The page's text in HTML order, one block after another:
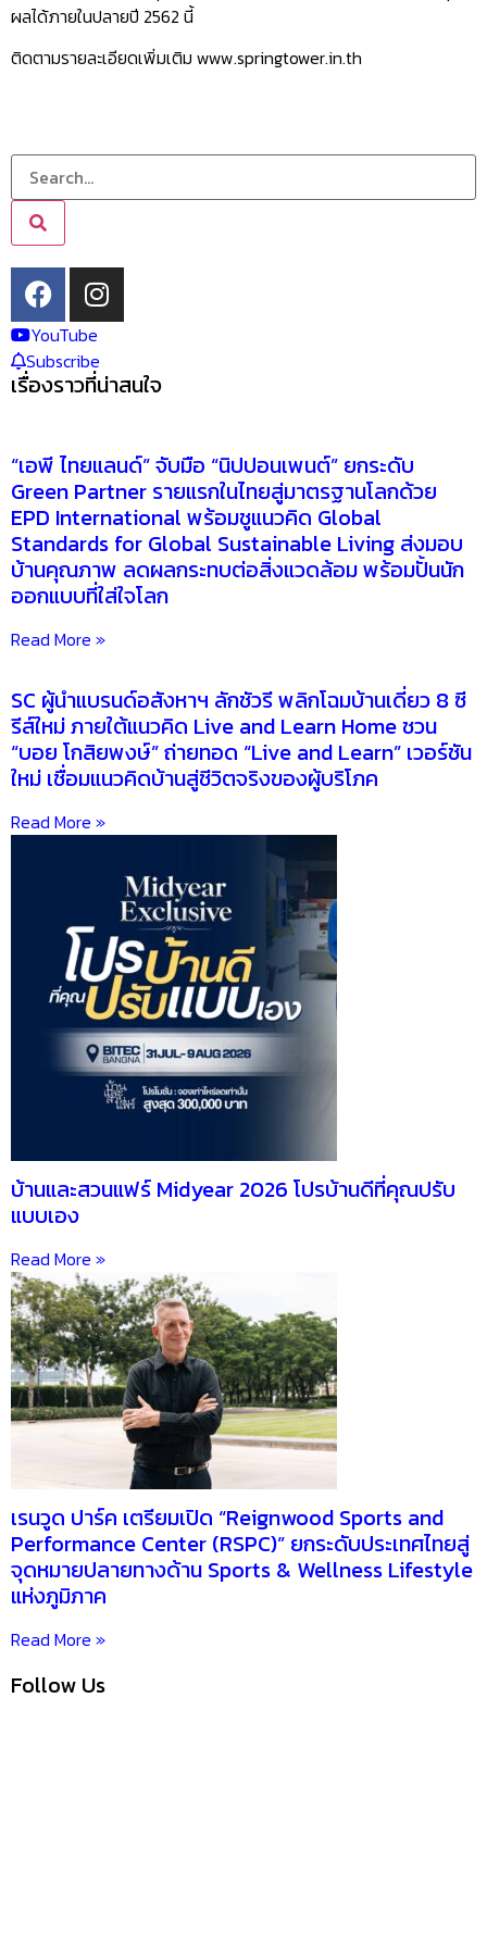
ผลได้ภายในปลายปี 2562 นี้
ติดตามรายละเอียดเพิ่มเติม www.springtower.in.th
YouTube
Subscribe
เรื่องราวที่น่าสนใจ
“เอพี ไทยแลนด์” จับมือ “นิปปอนเพนต์” ยกระดับ
Green Partner รายแรกในไทยสู่มาตรฐานโลกด้วย
EPD International พร้อมชูแนวคิด Global
Standards for Global Sustainable Living ส่งมอบ
บ้านคุณภาพ ลดผลกระทบต่อสิ่งแวดล้อม พร้อมปั้นนัก
ออกแบบที่ใส่ใจโลก
Read More »
SC ผู้นำแบรนด์อสังหาฯ ลักชัวรี พลิกโฉมบ้านเดี่ยว 8 ซี
รีส์ใหม่ ภายใต้แนวคิด Live and Learn Home ชวน
“บอย โกสิยพงษ์” ถ่ายทอด “Live and Learn” เวอร์ชัน
ใหม่ เชื่อมแนวคิดบ้านสู่ชีวิตจริงของผู้บริโภค
Read More »
บ้านและสวนแฟร์ Midyear 2026 โปรบ้านดีที่คุณปรับ
แบบเอง
Read More »
เรนวูด ปาร์ค เตรียมเปิด “Reignwood Sports and
Performance Center (RSPC)” ยกระดับประเทศไทยสู่
จุดหมายปลายทางด้าน Sports & Wellness Lifestyle
แห่งภูมิภาค
Read More »
Follow Us